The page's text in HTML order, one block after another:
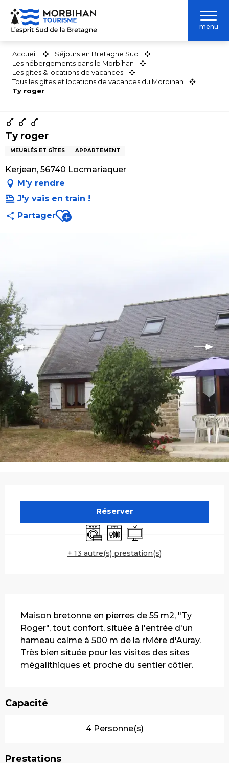
Aller
contenu
menu
Accueil
Séjours en Bretagne Sud
Les hébergements dans le Morbihan
Les gîtes & locations de vacances
Tous les gîtes et locations de vacances du Morbihan
Ty roger
Ty roger
MEUBLÉS ET GÎTES APPARTEMENT
Kerjean, 56740 Locmariaquer
M'y rendre
J'y vais en train !
PartagerAjouter aux favoris
Réserver
Lave lingeLave vaisselle
Télévision
+ 13 autre(s) prestation(s)
Maison bretonne en pierres de 55 m2, "Ty
Roger", tout confort, située à l'entrée d'un
hameau calme à 500 m de la rivière d'Auray.
Très bien située pour les visites des sites
mégalithiques et proche du sentier côtier.
Capacité
4 Personne(s)
Prestations